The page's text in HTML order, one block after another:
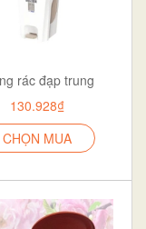
rác đạp trung
130.928₫
CHỌN MUA